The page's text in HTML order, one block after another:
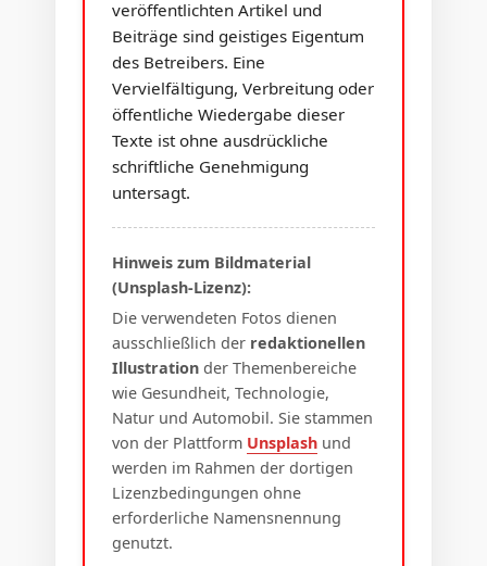
veröffentlichten Artikel und
Beiträge sind geistiges Eigentum
des Betreibers. Eine
Vervielfältigung, Verbreitung oder
öffentliche Wiedergabe dieser
Texte ist ohne ausdrückliche
schriftliche Genehmigung
untersagt.
Hinweis zum Bildmaterial
(Unsplash-Lizenz):
Die verwendeten Fotos dienen
ausschließlich der redaktionellen
Illustration der Themenbereiche
wie Gesundheit, Technologie,
Natur und Automobil. Sie stammen
von der Plattform Unsplash und
werden im Rahmen der dortigen
Lizenzbedingungen ohne
erforderliche Namensnennung
genutzt.